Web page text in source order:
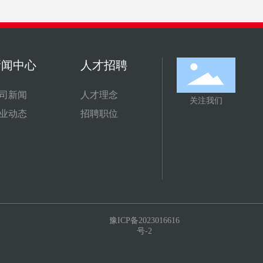
中心
新闻
动态
人才招聘
人才理念
招聘职位
关注我们
豫ICP备2023016616
号-2